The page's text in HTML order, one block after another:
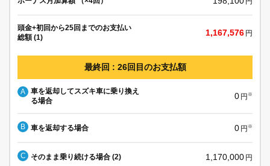
頭金+初回から25回までのお支払い
総額 (1)
1,167,576 円
最終回 : 26回目のお支払額
A
車を返却してスズキ車に乗り換え
る場合
0 円 ※
B 車を返却する場合 0 円 ※
C そのまま乗り続ける場合 (2) 1,170,000 円